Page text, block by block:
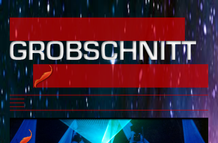
Mobile Menu Toggle